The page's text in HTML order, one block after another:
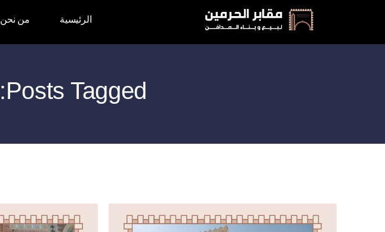
الرئيسية من نحن
Posts Tagged: مقابر للبيع بالجيزة